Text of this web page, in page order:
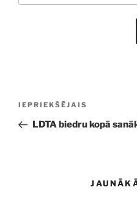
Iepriekšējā
ziņa:
IEPRIEKŠĒJAIS
LDTA biedru kopā